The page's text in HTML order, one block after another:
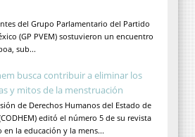
del Grupo Parlamentario del Partido
(GP PVEM) sostuvieron un encuentro
sub...
busca contribuir a eliminar los
y mitos de la menstruación
de Derechos Humanos del Estado de
editó el número 5 de su revista
en la educación y la mens...